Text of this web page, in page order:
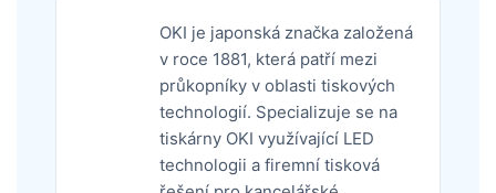
OKI je japonská značka založená
v roce 1881, která patří mezi
průkopníky v oblasti tiskových
technologií. Specializuje se na
tiskárny OKI využívající LED
technologii a firemní tisková